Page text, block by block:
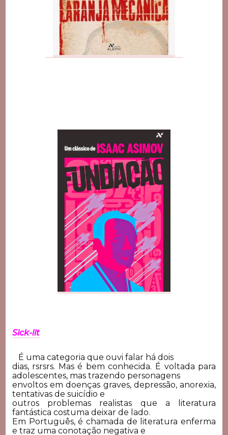
Sick-lit
É uma categoria que ouvi falar há dois
dias, rsrsrs. Mas é bem conhecida. É voltada para
adolescentes, mas trazendo personagens
envoltos em doenças graves, depressão, anorexia,
tentativas de suicídio e
outros problemas realistas que a literatura
fantástica costuma deixar de lado.
Em Português, é chamada de literatura enferma
e traz uma conotação negativa e